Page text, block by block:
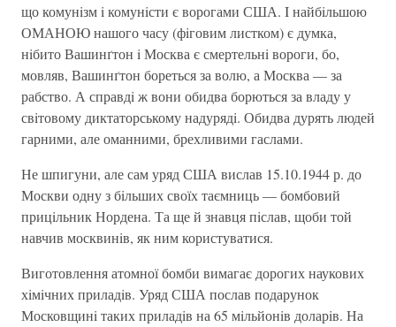
що комунiзм i комунiсти є ворогами США. I найбiльшою
ОМАНОЮ нашого часу (фiговим листком) є думка,
нiбито Вашинґтон i Москва є смертельнi вороги, бо,
мовляв, Вашинґтон бореться за волю, а Москва — за
рабство. А справдi ж вони обидва борються за владу у
свiтовому диктаторському надурядi. Обидва дурять людей
гарними, але оманними, брехливими гаслами.
Не шпигуни, але сам уряд США вислав 15.10.1944 р. до
Москви одну з бiльших своїх таємниць — бомбовий
прицiльник Нордена. Та ще й знавця пiслав, щоби той
навчив москвинiв, як ним користуватися.
Виготовлення атомної бомби вимагає дорогих наукових
хiмiчних приладiв. Уряд США послав подарунок
Московщинi таких приладiв на 65 мiльйонiв доларiв. На